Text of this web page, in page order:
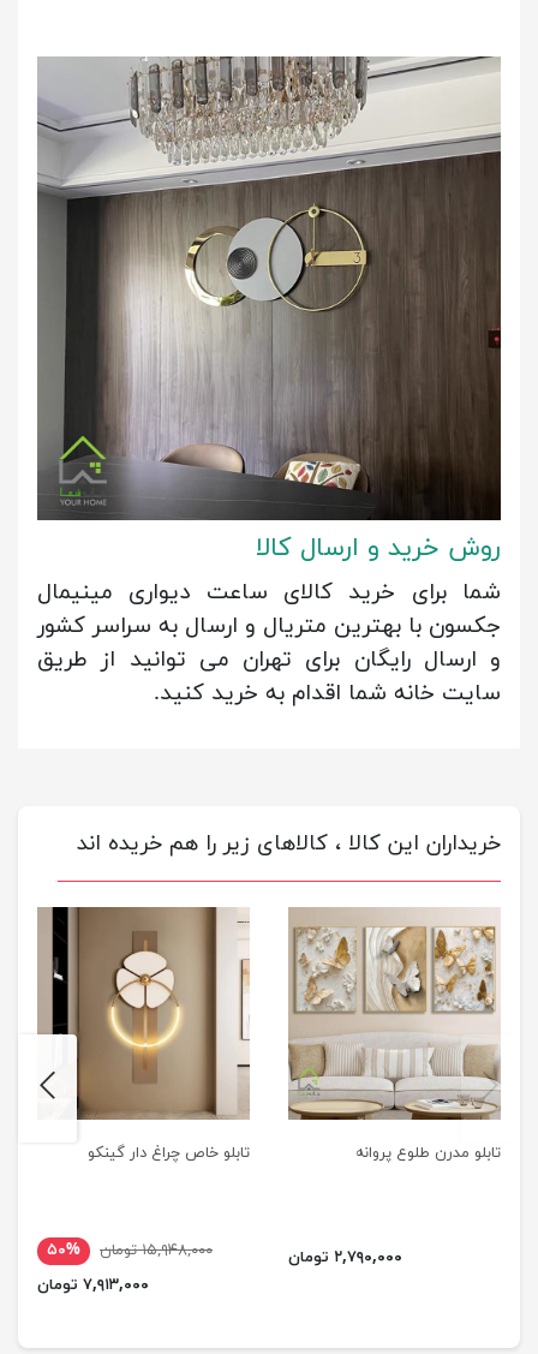
روش خرید و ارسال کالا
شما برای خرید کالای ساعت دیواری مینیمال
جکسون با بهترین متریال و ارسال به سراسر کشور
و ارسال رایگان برای تهران می توانید از طریق
سایت خانه شما اقدام به خرید کنید.
خریداران این کالا ، کالاهای زیر را هم خریده اند
تابلو مدرن طلوع پروانه
۲,۷۹۰,۰۰۰ تومان
تابلو خاص چراغ دار گینکو
۱۵,۹۴۸,۰۰۰ تومان
۵۰%
۷,۹۱۳,۰۰۰ تومان
previus